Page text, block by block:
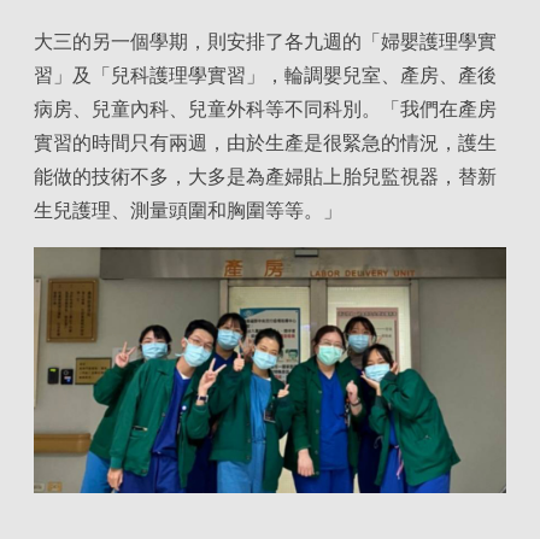
大三的另一個學期，則安排了各九週的「婦嬰護理學實
習」及「兒科護理學實習」，輪調嬰兒室、產房、產後
病房、兒童內科、兒童外科等不同科別。「我們在產房
實習的時間只有兩週，由於生產是很緊急的情況，護生
能做的技術不多，大多是為產婦貼上胎兒監視器，替新
生兒護理、測量頭圍和胸圍等等。」